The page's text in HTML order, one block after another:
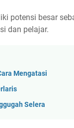
potensi besar
dan pelajar.
Mengatasi
Selera